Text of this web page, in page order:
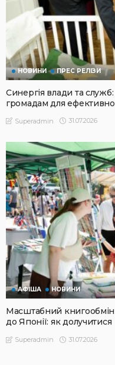
НОВИНИ ПРЕС РЕЛІЗИ
Синергія влади та
громадам для
Superadmin 31.07.2026
АФІША НОВИНИ
Масштабний книгообмін
до Японії: як долучитися
Superadmin 31.07.2026